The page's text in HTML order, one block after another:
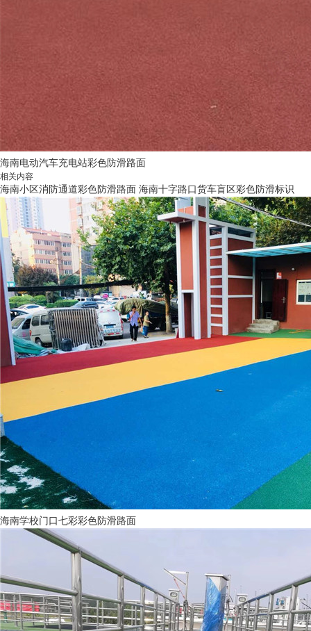
海南电动汽车充电站彩色防滑路面
相关内容
海南小区消防通道彩色防滑路面 海南十字路口货车盲区彩色防滑标识
海南学校门口七彩彩色防滑路面